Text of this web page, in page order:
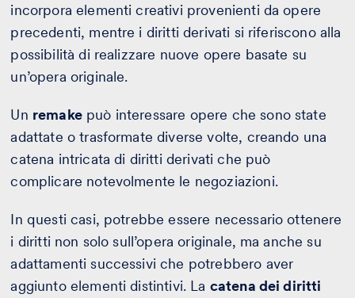
incorpora elementi creativi provenienti da opere
precedenti, mentre i diritti derivati si riferiscono alla
possibilità di realizzare nuove opere basate su
un’opera originale.
Un remakepuò interessare opere che sono state
adattate o trasformate diverse volte, creando una
catena intricata di diritti derivati che può
complicare notevolmente le negoziazioni.
In questi casi, potrebbe essere necessario ottenere
i diritti non solo sull’opera originale, ma anche su
adattamenti successivi che potrebbero aver
aggiunto elementi distintivi. La catena dei diritti